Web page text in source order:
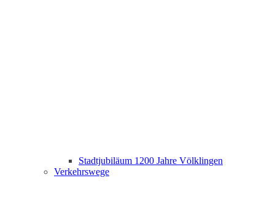
Stadtjubiläum 1200 Jahre Völklingen
Verkehrswege